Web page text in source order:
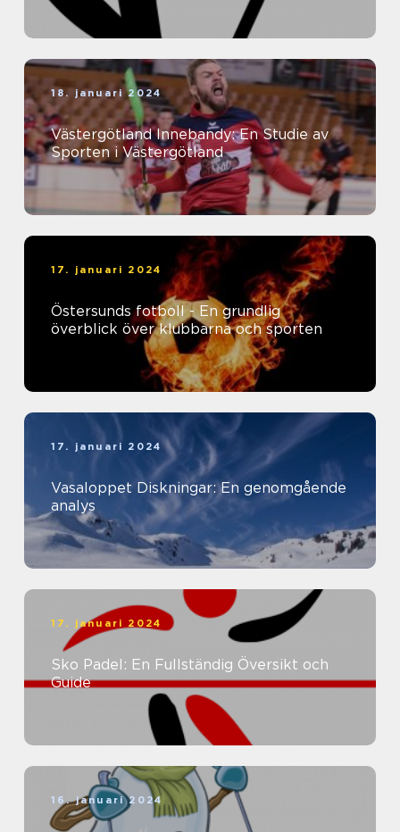
18. januari 2024
Västergötland Innebandy: En Studie av
Sporten i Västergötland
17. januari 2024
Östersunds fotboll - En grundlig
överblick över klubbarna och sporten
17. januari 2024
Vasaloppet Diskningar: En genomgående
analys
17. januari 2024
Sko Padel: En Fullständig Översikt och
Guide
16. januari 2024